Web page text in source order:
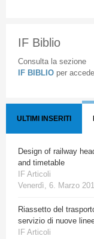
IF Biblio
Consulta la sezione
IF BIBLIO per
ULTIMI INSERITI
Design of railway
and timetable
IF Articoli
Venerdì, 6. Marzo
Riassetto del
servizio di nuove
IF Articoli